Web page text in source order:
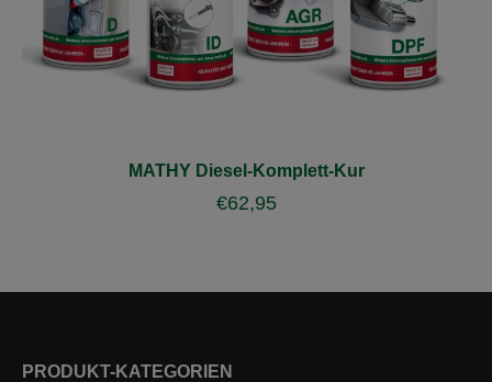
MATHY Diesel-Komplett-Kur
€62,95
PRODUKT-KATEGORIEN